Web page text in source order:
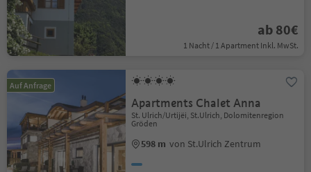
ab 80€
1 Nacht / 1 Apartment Inkl. MwSt.
Auf Anfrage
Apartments Chalet Anna
St. Ulrich/Urtijëi, St.Ulrich, Dolomitenregion
Gröden
598 m von St.Ulrich Zentrum